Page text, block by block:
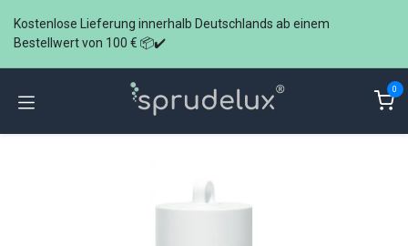
Kostenlose Lieferung innerhalb Deutschlands ab einem
Bestellwert von 100 € 📦✔️
0